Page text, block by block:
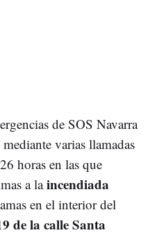
de SOS Navarra
varias llamadas
horas en las que
a laincendiada
en el interior del
de la calle Santa